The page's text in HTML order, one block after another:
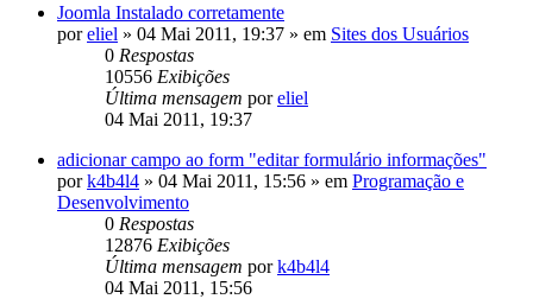
Joomla Instalado corretamente
poreliel » 04 Mai 2011, 19:37 » em Sites dos Usuários
0 Respostas
10556 Exibições
Última mensagem poreliel
04 Mai 2011, 19:37
adicionar campo ao form "editar formulário informações"
pork4b4l4 » 04 Mai 2011, 15:56 » em Programação e
Desenvolvimento
0 Respostas
12876 Exibições
Última mensagem pork4b4l4
04 Mai 2011, 15:56